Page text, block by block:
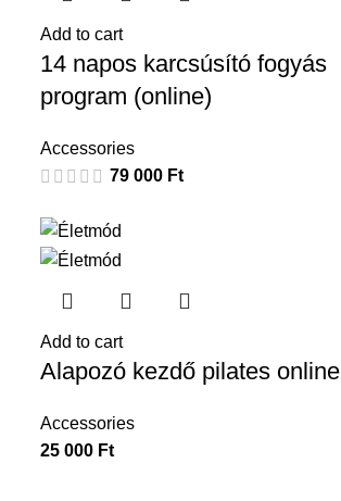
Add to cart
14 napos karcsúsító fogyás
program (online)
Accessories
79 000 Ft
Add to cart
Alapozó kezdő pilates online
Accessories
25 000 Ft